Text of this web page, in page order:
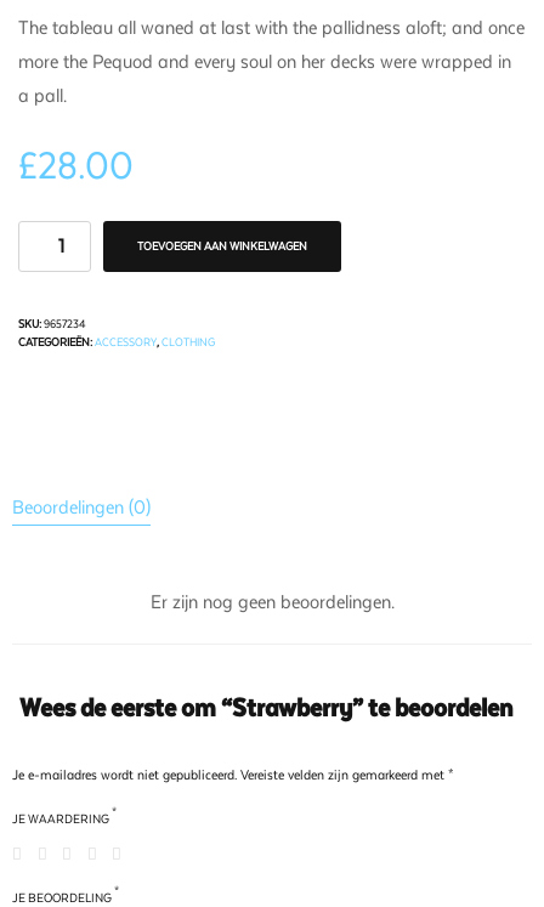
The tableau all waned at last with the pallidness aloft; and once
more the Pequod and every soul on her decks were wrapped in
a pall.
£28.00
TOEVOEGEN AAN WINKELWAGEN
SKU:9657234
CATEGORIEËN:ACCESSORY,CLOTHING
Beoordelingen (0)
Er zijn nog geen beoordelingen.
Wees de eerste om “Strawberry” te beoordelen
Je e-mailadres wordt niet gepubliceerd. Vereiste velden zijn gemarkeerd met *
JE WAARDERING*
JE BEOORDELING*